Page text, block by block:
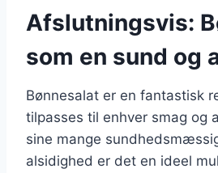
Afslutningsvis:
som en sund og
Bønnesalat er en fantastisk
tilpasses til enhver smag og
sine mange
alsidighed er det en ideel